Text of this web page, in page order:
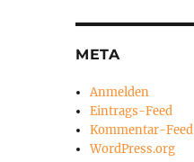
META
Anmelden
Eintrags-Feed
Kommentar-Feed
WordPress.org